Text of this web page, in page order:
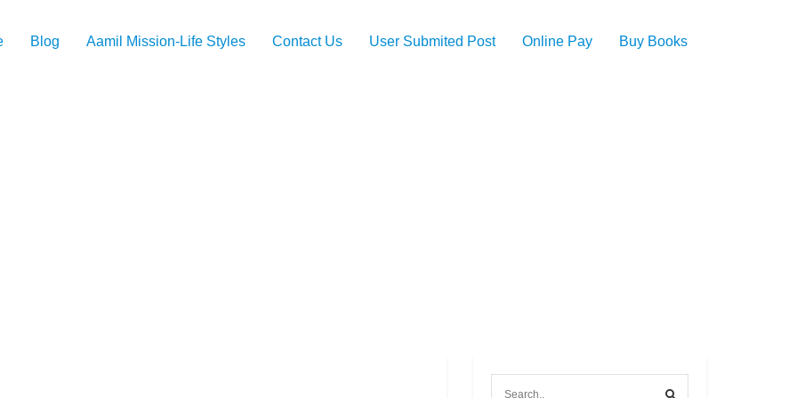
Blog Aamil Mission-Life Styles Contact Us User Submited Post Online Pay Buy Books